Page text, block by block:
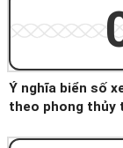
Ý nghĩa biển số
theo phong thủy